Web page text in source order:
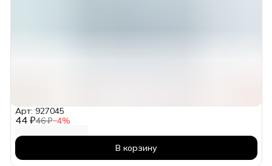
44 ₽46 ₽−4%
Арт: 927045
В корзину